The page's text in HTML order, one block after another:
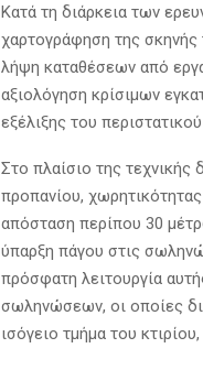
Κατά τη διάρκεια των
χαρτογράφηση της σκηνής
λήψη καταθέσεων από
αξιολόγηση κρίσιμων
εξέλιξης του
Στο πλαίσιο της
προπανίου,
απόσταση περίπου 30
ύπαρξη πάγου στις
πρόσφατη λειτουργία
σωληνώσεων, οι οποίες
ισόγειο τμήμα του